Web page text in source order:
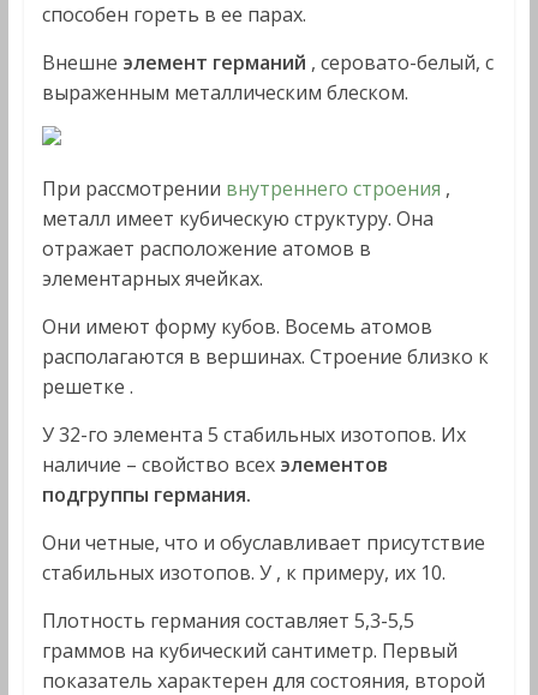
способен гореть в ее парах.
Внешне элемент германий , серовато-белый, с
выраженным металлическим блеском.
При рассмотрении внутреннего строения ,
металл имеет кубическую структуру. Она
отражает расположение атомов в
элементарных ячейках.
Они имеют форму кубов. Восемь атомов
располагаются в вершинах. Строение близко к
решетке .
У 32-го элемента 5 стабильных изотопов. Их
наличие – свойство всех элементов
подгруппы германия.
Они четные, что и обуславливает присутствие
стабильных изотопов. У , к примеру, их 10.
Плотность германия составляет 5,3-5,5
граммов на кубический сантиметр. Первый
показатель характерен для состояния, второй